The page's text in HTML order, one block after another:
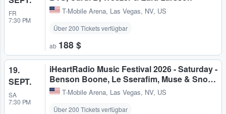
FR
7:30 PM
T-Mobile Arena, Las Vegas, NV, US
Über 200 Tickets verfügbar
ab 188 $
19.
SEPT.
SA
7:30 PM
iHeartRadio Music Festival 2026 - Saturday -
Benson Boone, Le Sserafim, Muse & Sno…
T-Mobile Arena, Las Vegas, NV, US
Über 200 Tickets verfügbar